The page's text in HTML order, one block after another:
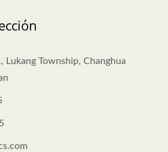
Lukang Township, Changhua